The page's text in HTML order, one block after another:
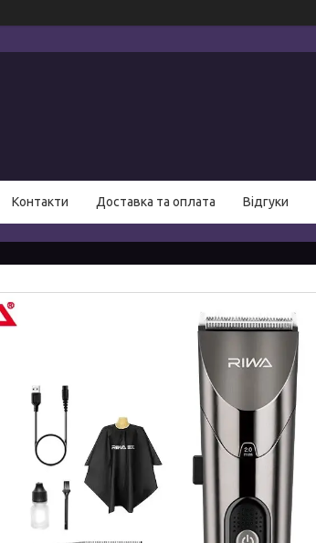
Контакти Доставка та оплата Відгуки